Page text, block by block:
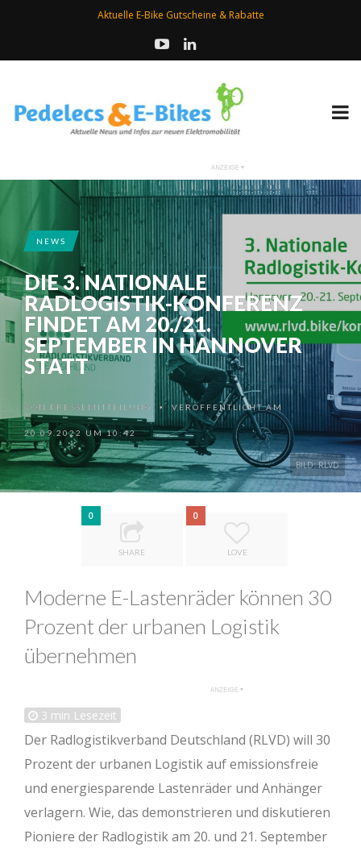
Aktuelle E-Bike Gutscheine & Rabatte
BILD: RLVD
NEWS
DIE 3. NATIONALE
RADLOGISTIK-KONFERENZ
FINDET AM 20./21.
SEPTEMBER IN HANNOVER
STATT
VON PRESSEMITTEILUNG • VERÖFFENTLICHT AM
20.09.2022 UM 10:42
0
SHARE
0
LOVE
Moderne E-Lastenräder können 30
Prozent der urbanen Logistik
übernehmen
3 min Lesezeit
Der Radlogistikverband Deutschland (RLVD) will 30
Prozent der urbanen Logistik auf emissionsfreie
und energiesparende Lastenräder und Anhänger
verlagern. Wie, das demonstrieren und diskutieren
Pioniere der Radlogistik am 20. und 21. September